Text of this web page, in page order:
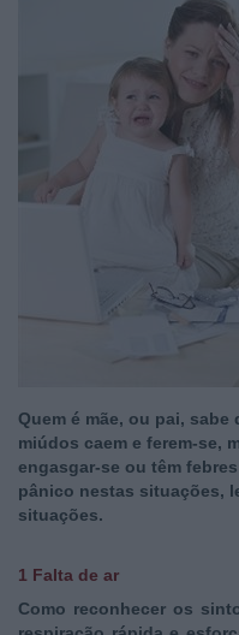
Quem é mãe, ou pai,
miúdos caem e ferem-se,
engasgar-se ou têm
pânico nestas situações,
situações.
1 Falta de ar
Como reconhecer os